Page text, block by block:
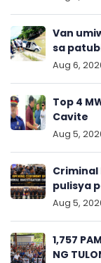
Van
sa
Aug 6,
Top 4
Cavite
Aug 5,
pulisya
Aug 5,
1,757
NG